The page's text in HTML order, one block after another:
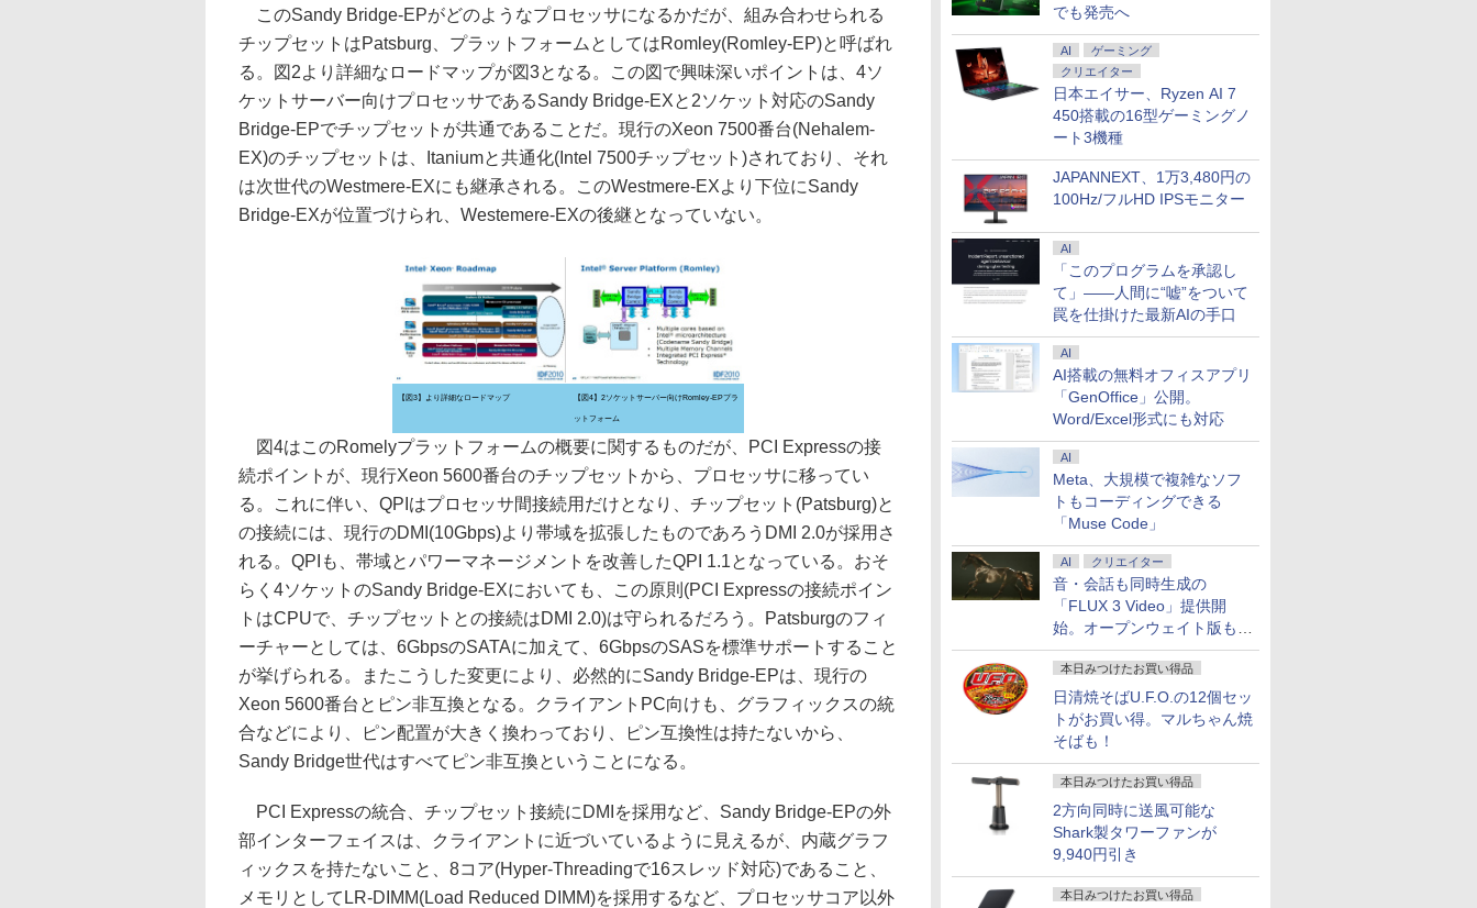
でも発売へ
AI
ゲーミング
クリエイター
日本エイサー、Ryzen AI 7
450搭載の16型ゲーミングノ
ート3機種
JAPANNEXT、1万3,480円の
100Hz/フルHD IPSモニター
AI
「このプログラムを承認し
て」――人間に“嘘”をついて
罠を仕掛けた最新AIの手口
AI
AI搭載の無料オフィスアプリ
「GenOffice」公開。
Word/Excel形式にも対応
AI
Meta、大規模で複雑なソフ
トもコーディングできる
「Muse Code」
AI クリエイター
音・会話も同時生成の
「FLUX 3 Video」提供開
始。オープンウェイト版も計
画
本日みつけたお買い得品
日清焼そばU.F.O.の12個セッ
トがお買い得。マルちゃん焼
そばも！
本日みつけたお買い得品
2方向同時に送風可能な
Shark製タワーファンが
9,940円引き
本日みつけたお買い得品
このSandy Bridge-EPがどのようなプロセッサになるかだが、組み合わせられる
チップセットはPatsburg、プラットフォームとしてはRomley(Romley-EP)と呼ばれ
る。図2より詳細なロードマップが図3となる。この図で興味深いポイントは、4ソ
ケットサーバー向けプロセッサであるSandy Bridge-EXと2ソケット対応のSandy
Bridge-EPでチップセットが共通であることだ。現行のXeon 7500番台(Nehalem-
EX)のチップセットは、Itaniumと共通化(Intel 7500チップセット)されており、それ
は次世代のWestmere-EXにも継承される。このWestmere-EXより下位にSandy
Bridge-EXが位置づけられ、Westemere-EXの後継となっていない。
【図3】より詳細なロードマップ 【図4】2ソケットサーバー向けRomley-EPプラ
ットフォーム
図4はこのRomelyプラットフォームの概要に関するものだが、PCI Expressの接
続ポイントが、現行Xeon 5600番台のチップセットから、プロセッサに移ってい
る。これに伴い、QPIはプロセッサ間接続用だけとなり、チップセット(Patsburg)と
の接続には、現行のDMI(10Gbps)より帯域を拡張したものであろうDMI 2.0が採用さ
れる。QPIも、帯域とパワーマネージメントを改善したQPI 1.1となっている。おそ
らく4ソケットのSandy Bridge-EXにおいても、この原則(PCI Expressの接続ポイン
トはCPUで、チップセットとの接続はDMI 2.0)は守られるだろう。Patsburgのフィ
ーチャーとしては、6GbpsのSATAに加えて、6GbpsのSASを標準サポートすること
が挙げられる。またこうした変更により、必然的にSandy Bridge-EPは、現行の
Xeon 5600番台とピン非互換となる。クライアントPC向けも、グラフィックスの統
合などにより、ピン配置が大きく換わっており、ピン互換性は持たないから、
Sandy Bridge世代はすべてピン非互換ということになる。
PCI Expressの統合、チップセット接続にDMIを採用など、Sandy Bridge-EPの外
部インターフェイスは、クライアントに近づいているように見えるが、内蔵グラフ
ィックスを持たないこと、8コア(Hyper-Threadingで16スレッド対応)であること、
メモリとしてLR-DIMM(Load Reduced DIMM)を採用するなど、プロセッサコア以外